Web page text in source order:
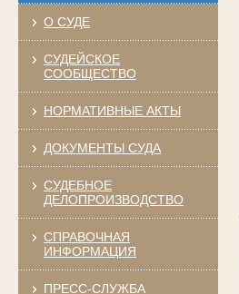
О СУДЕ
СУДЕЙСКОЕ
СООБЩЕСТВО
НОРМАТИВНЫЕ АКТЫ
ДОКУМЕНТЫ СУДА
СУДЕБНОЕ
ДЕЛОПРОИЗВОДСТВО
СПРАВОЧНАЯ
ИНФОРМАЦИЯ
ПРЕСС-СЛУЖБА